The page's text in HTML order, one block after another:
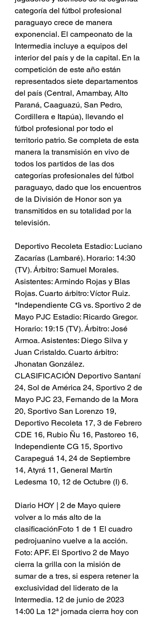
categoría del fútbol profesional
paraguayo crece de manera
exponencial. El campeonato de la
Intermedia incluye a equipos del
interior del país y de la capital. En la
competición de este año están
representados siete departamentos
del país (Central, Amambay, Alto
Paraná, Caaguazú, San Pedro,
Cordillera e Itapúa), llevando el
fútbol profesional por todo el
territorio patrio. Se completa de esta
manera la transmisión en vivo de
todos los partidos de las dos
categorías profesionales del fútbol
paraguayo, dado que los encuentros
de la División de Honor son ya
transmitidos en su totalidad por la
televisión.
Deportivo Recoleta Estadio: Luciano
Zacarías (Lambaré). Horario: 14:30
(TV). Árbitro: Samuel Morales.
Asistentes: Armindo Rojas y Blas
Rojas. Cuarto árbitro: Víctor Ruiz.
*Independiente CG vs. Sportivo 2 de
Mayo PJC Estadio: Ricardo Gregor.
Horario: 19:15 (TV). Árbitro: José
Armoa. Asistentes: Diego Silva y
Juan Cristaldo. Cuarto árbitro:
Jhonatan González.
CLASIFICACIÓN Deportivo Santaní
24, Sol de América 24, Sportivo 2 de
Mayo PJC 23, Fernando de la Mora
20, Sportivo San Lorenzo 19,
Deportivo Recoleta 17, 3 de Febrero
CDE 16, Rubio Ñu 16, Pastoreo 16,
Independiente CG 15, Sportivo
Carapeguá 14, 24 de Septiembre
14, Atyrá 11, General Martín
Ledesma 10, 12 de Octubre (I) 6.
Diario HOY | 2 de Mayo quiere
volver a lo más alto de la
clasificaciónFoto 1 de 1 El cuadro
pedrojuanino vuelve a la acción.
Foto: APF. El Sportivo 2 de Mayo
cierra la grilla con la misión de
sumar de a tres, si espera retener la
exclusividad del liderato de la
Intermedia. 12 de junio de 2023
14:00 La 12ª jornada cierra hoy con